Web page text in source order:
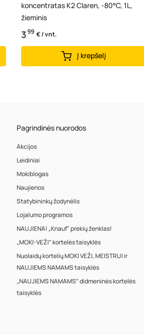
koncentratas K2 Claren, -80°C, 1L,
žieminis
399 € / vnt.
Į krepšelį
Pagrindinės nuorodos
Akcijos
Leidiniai
Mokiblogas
Naujienos
Statybininkų žodynėlis
Lojalumo programos
NAUJIENA! „Knauf“ prekių ženklas!
„MOKI-VEŽI” kortelės taisyklės
Nuolaidų kortelių MOKI VEŽI, MEISTRUI ir
NAUJIEMS NAMAMS taisyklės
„NAUJIEMS NAMAMS” didmeninės kortelės
taisyklės